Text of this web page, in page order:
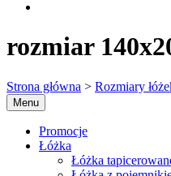
rozmiar
Strona główna > Rozmiary
Menu
Promocje
Łóżka
Łóżka